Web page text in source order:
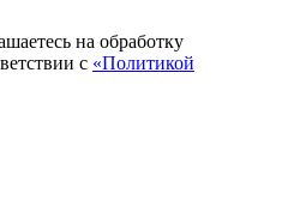
на обработку
с «Политикой